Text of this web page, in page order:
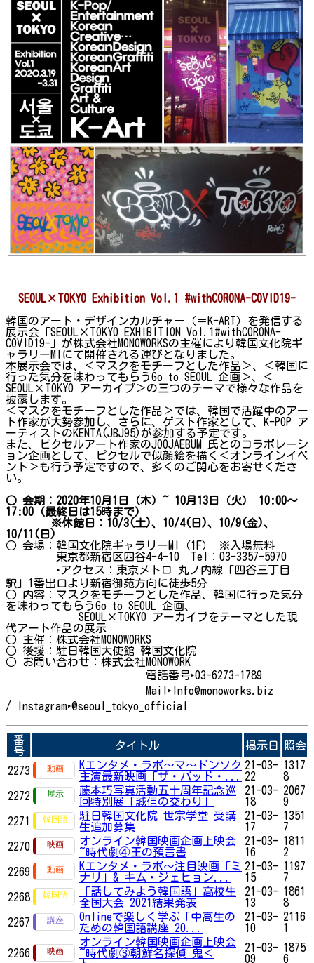
SEOUL×TOKYO Exhibition Vol.1 #withCORONA-COVID19-
韓国のアート・デザインカルチャー（＝K-ART）を発信する
展示会「SEOUL×TOKYO EXHIBITION Vol.1#withCORONA-
COVID19-」が株式会社MONOWORKSの主催により韓国文化院ギ
ャラリーMIにて開催される運びとなりました。
本展示会では、＜マスクをモチーフとした作品＞、＜韓国に
行った気分を味わってもらうGo to SEOUL 企画＞、＜
SEOUL×TOKYO アーカイブ＞の三つのテーマで様々な作品を
披露します。
＜マスクをモチーフとした作品＞では、韓国で活躍中のアー
ト作家が大勢参加し、さらに、ゲスト作家として、K-POP ア
ーティストのKENTA(JBJ95)が参加する予定です。
また、ピクセルアート作家のJOOJAEBUM 氏とのコラボレーシ
ョン企画として、ピクセルで似顔絵を描く＜オンラインイベ
ント＞も行う予定ですので、多くのご関心をお寄せくださ
い。
○ 会期：2020年10月1日（木）~ 10月13日（火） 10:00〜
17:00（最終日は15時まで）
※休館日：10/3(土)、10/4(日)、10/9(金)、
10/11(日)
○ 会場：韓国文化院ギャラリーMI（1F） ※入場無料
東京都新宿区四谷4-4-10 Tel：03-3357-5970
‣アクセス：東京メトロ 丸ノ内線「四谷三丁目
駅」1番出口より新宿御苑方向に徒歩5分
○ 内容：マスクをモチーフとした作品、韓国に行った気分
を味わってもらうGo to SEOUL 企画、
SEOUL×TOKYO アーカイブをテーマとした現
代アート作品の展示
○ 主催：株式会社MONOWORKS
○ 後援：駐日韓国大使館 韓国文化院
○ お問い合わせ：株式会社MONOWORK
電話番号‣03-6273-1789
Mail‣Info@monoworks.biz
/ Instagram‣@seoul_tokyo_official
番
号
タイトル 掲示日 照会
2273
Kエンタメ・ラボ～マ〜ドンソク
主演最新映画「ザ・バッド・...
21-03-
22
1317
8
2272
藤本巧写真活動五十周年記念巡
回特別展「誠信の交わり」
21-03-
18
2067
9
2271
駐日韓国文化院 世宗学堂 受講
生追加募集
21-03-
17
1351
7
2270
オンライン韓国映画企画上映会
~時代劇④王の預言書
21-03-
16
1811
2
2269
Kエンタメ・ラボ～注目映画「ミ
ナリ」& キム・ジェヒョン...
21-03-
15
1197
7
2268
「話してみよう韓国語」高校生
全国大会 2021結果発表
21-03-
13
1861
8
2267
Onlineで楽しく学ぶ「中高生の
ための韓国語講座 20...
21-03-
10
2116
1
2266
オンライン韓国映画企画上映会
~時代劇③朝鮮名探偵 鬼＜
21-03-
09
1875
6